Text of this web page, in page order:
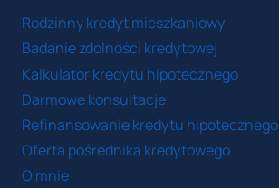
Rodzinny kredyt mieszkaniowy
Badanie zdolności kredytowej
Kalkulator kredytu hipotecznego
Darmowe konsultacje
Refinansowanie kredytu hipotecznego
Oferta pośrednika kredytowego
O mnie